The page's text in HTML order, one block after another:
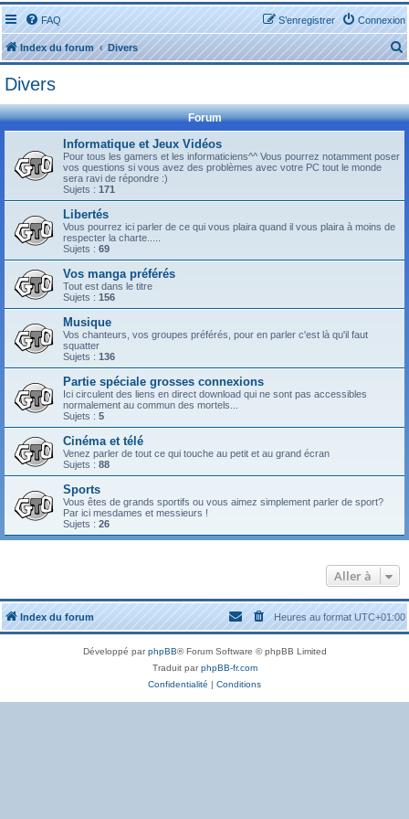
FAQ Connexion
S’enregistrer
Index du forum Divers
e
h
Divers
Forum
Informatique et Jeux Vidéos
Pour tous les gamers et les informaticiens^^ Vous pourrez notamment poser
vos questions si vous avez des problèmes avec votre PC tout le monde
sera ravi de répondre :)
Sujets : 171
Libertés
Vous pourrez ici parler de ce qui vous plaira quand il vous plaira à moins de
respecter la charte.....
Sujets : 69
Vos manga préférés
Tout est dans le titre
Sujets : 156
Musique
Vos chanteurs, vos groupes préférés, pour en parler c'est là qu'il faut
squatter
Sujets : 136
Partie spéciale grosses connexions
Ici circulent des liens en direct download qui ne sont pas accessibles
normalement au commun des mortels...
Sujets : 5
Cinéma et télé
Venez parler de tout ce qui touche au petit et au grand écran
Sujets : 88
Sports
Vous êtes de grands sportifs ou vous aimez simplement parler de sport?
Par ici mesdames et messieurs !
Sujets : 26
Aller à
Index du forum Heures au formatUTC+01:00
Développé parphpBB® Forum Software © phpBB Limited
Traduit parphpBB-fr.com
Confidentialité | Conditions